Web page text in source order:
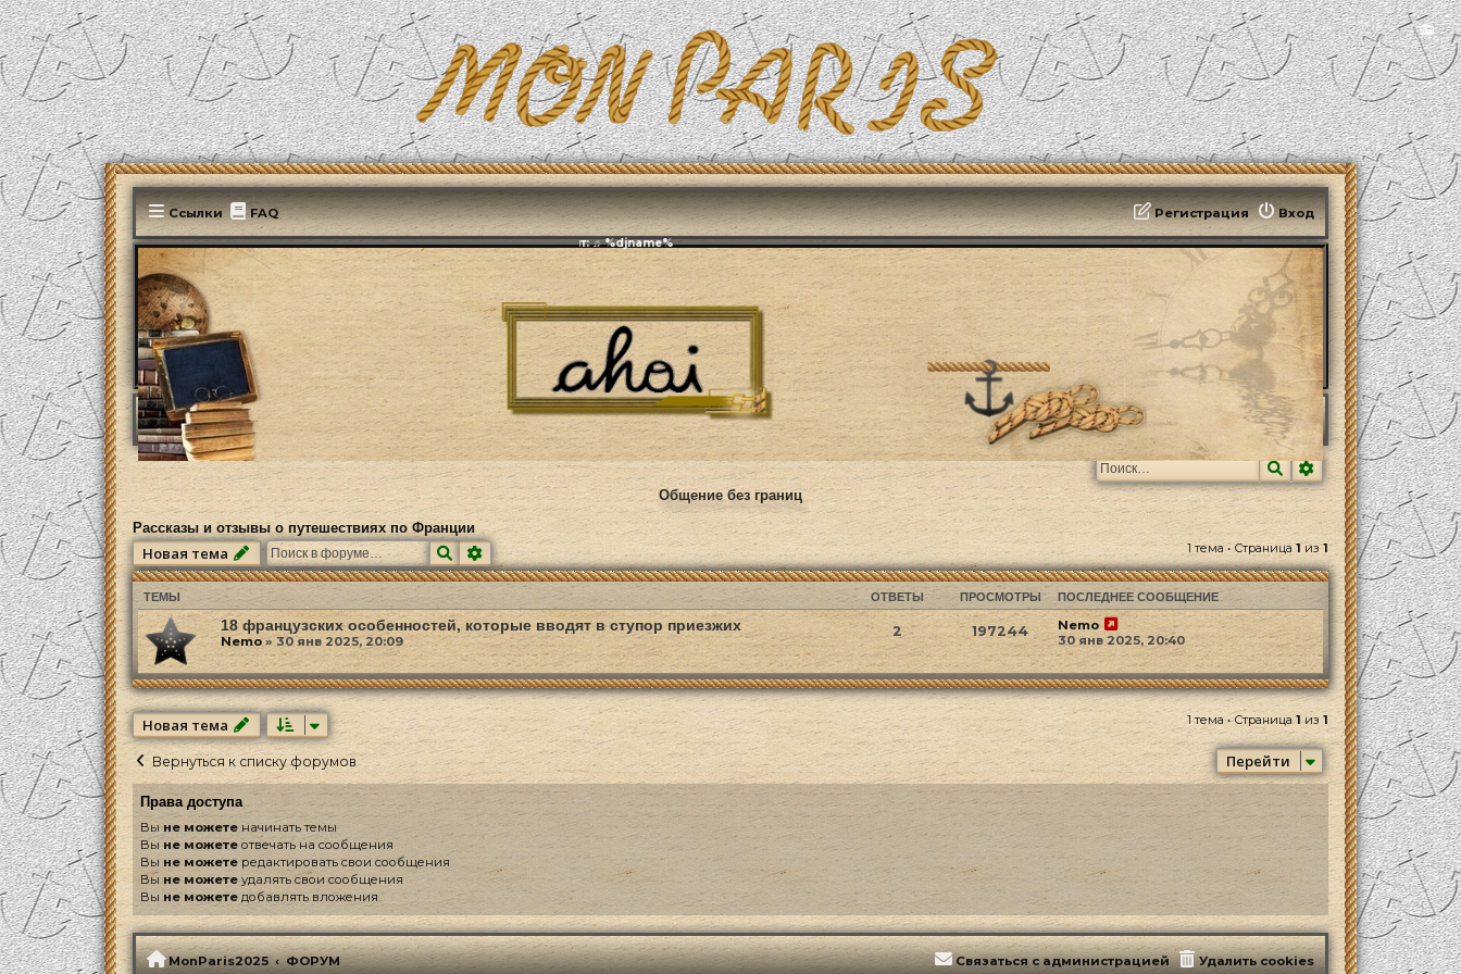
📻
Ссылки FAQ Вход
Регистрация
Эфирит: ♫ %djname%
MonParis2025 ФОРУМ Paris, mon amour А как там, во Франции? Рассказы и отзывы о путешествиях по Франции
ПоискРасширенный
Общение без границ
Рассказы и отзывы о путешествиях по Франции
Новая тема ПоискРасширенный поиск 1 тема • Страница 1из1
ТЕМЫ ОТВЕТЫ ПРОСМОТРЫ ПОСЛЕДНЕЕ СООБЩЕНИЕ
18 французских особенностей, которые вводят в ступор приезжих
Nemo» 30 янв 2025, 20:09
2 197244
Nemo
30 янв 2025, 20:40
Новая тема 1 тема • Страница1из 1
Вернуться к списку форумов Перейти
Права доступа
Вы не можете начинать темы
Вы не можете отвечать на сообщения
Вы не можете редактировать свои сообщения
Вы не можете удалять свои сообщения
Вы не можете добавлять вложения
MonParis2025 ФОРУМ Удалить cookies
Связаться с администрацией